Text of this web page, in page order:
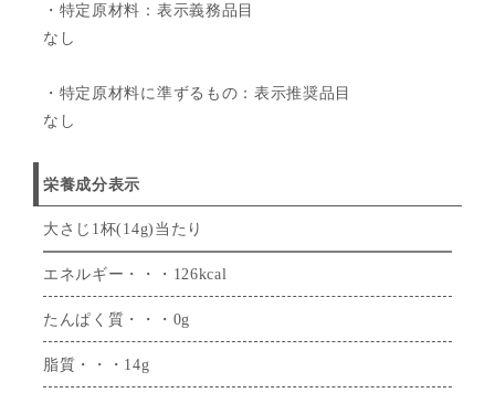
・特定原材料：表示義務品目
なし
・特定原材料に準ずるもの：表示推奨品目
なし
栄養成分表示
大さじ1杯(14g)当たり
エネルギー・・・126kcal
たんぱく質・・・0g
脂質・・・14g